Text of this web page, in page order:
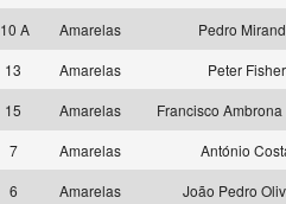
10 A Amarelas
Pedro
13 Amarelas
Peter Fisher
15 Amarelas
Francisco
7 Amarelas
António
6 Amarelas
João Pedro